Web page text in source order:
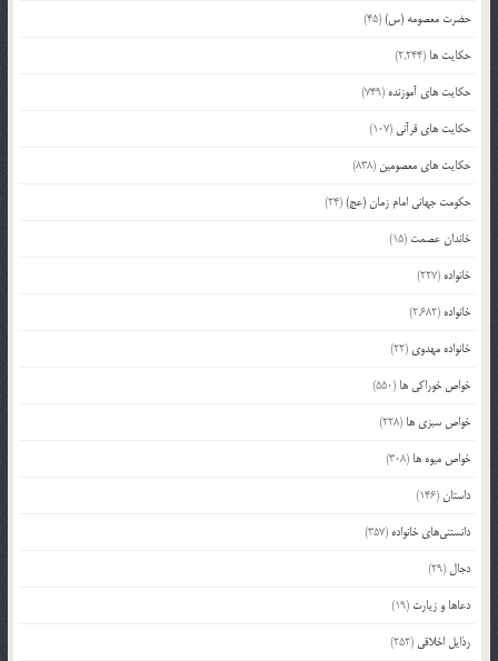
حضرت معصومه (س)(45)
حکایت ها (2,244)
حکایت های آموزنده (749)
حکایت های قرآنی (107)
حکایت های معصومین (838)
حکومت جهانی امام زمان (عج)(24)
خاندان عصمت (15)
خانواده (227)
خانواده (2,682)
خانواده مهدوی (22)
خواص خوراکی ها (550)
خواص سبزی ها (228)
خواص میوه ها (308)
داستان(146)
دانستنی‌های خانواده (357)
دجال (29)
دعاها و زیارت (19)
رذایل اخلاقی (252)